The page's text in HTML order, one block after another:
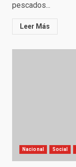
pescados...
Leer Más
Nacional Social